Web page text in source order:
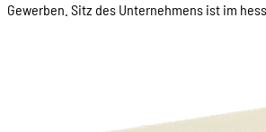
Gewerben. Sitz des Unternehmens ist im